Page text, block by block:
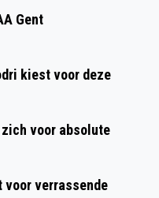
Gent
kiest voor deze
voor absolute
voor verrassende